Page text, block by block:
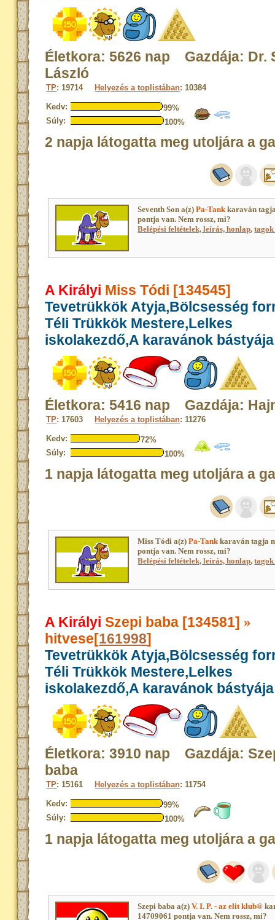
Életkora: 5626 nap Gazdája: Dr.
László
TP: 19714 Helyezés a toplistában: 10384
Kedv:
99%
Súly:
100%
2 napja látogatta meg utoljára a
Seventh Son a(z)Pa-Tankkaraván
pontja van. Nem rossz, mi?
Belépési feltételek, leírás, honlap,
A Királyi Miss Tódi [134545]
Tevetrükkök Atyja,Bölcsesség
Téli Trükkök Mestere,Lelkes
iskolakezdő,A karavánok bástyája
Életkora: 5416 nap Gazdája:
TP: 17603 Helyezés a toplistában: 11276
Kedv:
72%
Súly:
100%
1 napja látogatta meg utoljára a
Miss Tódi a(z)Pa-Tankkaraván tagja
pontja van. Nem rossz, mi?
Belépési feltételek, leírás, honlap,
A Királyi Szepi baba [134581] »
hitvese[161998]
Tevetrükkök Atyja,Bölcsesség
Téli Trükkök Mestere,Lelkes
iskolakezdő,A karavánok bástyája
Életkora: 3910 nap Gazdája:
baba
TP: 15161 Helyezés a toplistában: 11754
Kedv:
99%
Súly:
100%
1 napja látogatta meg utoljára a
Szepi baba a(z)V. I. P. - az elit klub®
14709061 pontja van. Nem rossz, mi?